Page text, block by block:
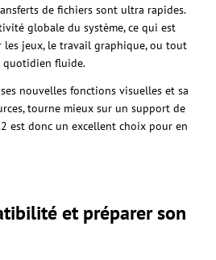
de fichiers sont ultra rapides.
globale du système, ce qui est
jeux, le travail graphique, ou tout
quotidien fluide.
nouvelles fonctions visuelles et sa
tourne mieux sur un support de
est donc un excellent choix pour en
et préparer son